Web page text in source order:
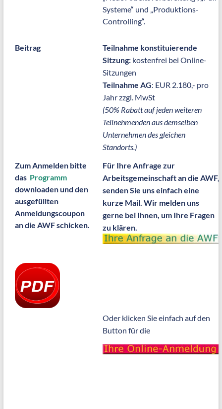
Systeme“ und „Produktions-
Controlling“.
Beitrag
Teilnahme konstituierende
Sitzung:kostenfrei bei Online-
Sitzungen
Teilnahme AG: EUR 2.180,- pro
Jahr zzgl. MwSt
(50% Rabatt auf jeden weiteren
Teilnehmenden aus demselben
Unternehmen des gleichen
Standorts.)
Zum Anmelden bitte
das Programm
downloaden und den
ausgefüllten
Anmeldungscoupon
an die AWF schicken.
Für Ihre Anfrage zur
Arbeitsgemeinschaft an die AWF,
senden Sie uns einfach eine
kurze Mail. Wir melden uns
gerne bei Ihnen, um Ihre Fragen
zu klären.
Oder klicken Sie einfach auf den
Button für die